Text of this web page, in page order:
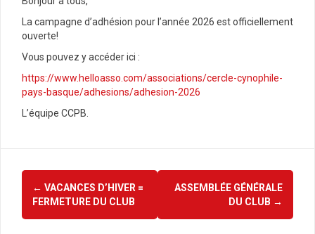
La campagne d’adhésion pour l’année 2026 est officiellement
ouverte!
Vous pouvez y accéder ici :
https://www.helloasso.com/associations/cercle-cynophile-
pays-basque/adhesions/adhesion-2026
L’équipe CCPB.
Navigation
d'article
← VACANCES D’HIVER =
FERMETURE DU CLUB
ASSEMBLÉE GÉNÉRALE
DU CLUB →